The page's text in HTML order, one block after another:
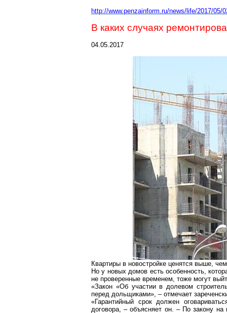
http://www.penzainform.ru/news/life/2017/
В каких случаях
04.05.2017
Квартиры в новостройке ценятся выше,
Но у новых домов есть особенность,
не проверенные временем, тоже могут
«Закон «Об участии в долевом
перед дольщиками», – отмечает
«Гарантийный срок должен
договора, – объясняет он. – По закону